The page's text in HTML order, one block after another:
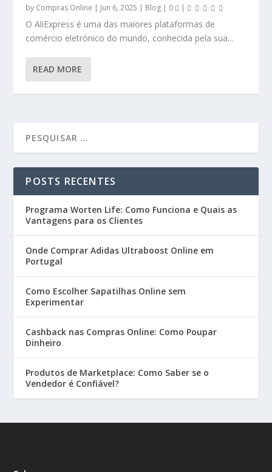
by Compras Online | Jun 6, 2025 | Blog | 0 |
O AliExpress é uma das maiores plataformas de
comércio eletrónico do mundo, conhecida pela sua...
READ MORE
POSTS RECENTES
Programa Worten Life: Como Funciona e Quais as
Vantagens para os Clientes
Onde Comprar Adidas Ultraboost Online em
Portugal
Como Escolher Sapatilhas Online sem
Experimentar
Cashback nas Compras Online: Como Poupar
Dinheiro
Produtos de Marketplace: Como Saber se o
Vendedor é Confiável?